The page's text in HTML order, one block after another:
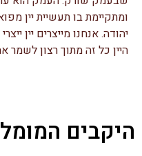
ומתקיימת בו תעשיית יין
יהודה. אנחנו מייצרים יין
היין כל זה מתוך רצון לשמר
היקבים